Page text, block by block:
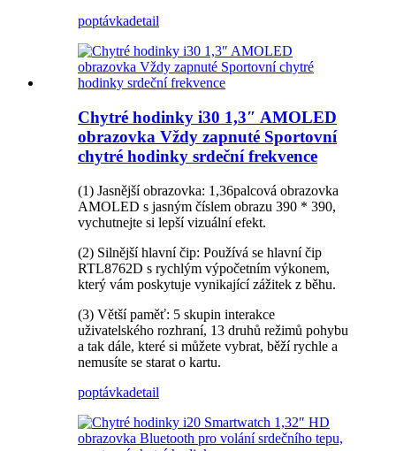
poptávkadetail
Chytré hodinky i30 1,3″ AMOLED
obrazovka Vždy zapnuté Sportovní
chytré hodinky srdeční frekvence
(1) Jasnější obrazovka: 1,36palcová obrazovka
AMOLED s jasným číslem obrazu 390 * 390,
vychutnejte si lepší vizuální efekt.
(2) Silnější hlavní čip: Používá se hlavní čip
RTL8762D s rychlým výpočetním výkonem,
který vám poskytuje vynikající zážitek z běhu.
(3) Větší paměť: 5 skupin interakce
uživatelského rozhraní, 13 druhů režimů pohybu
a tak dále, které si můžete vybrat, běží rychle a
nemusíte se starat o kartu.
poptávkadetail